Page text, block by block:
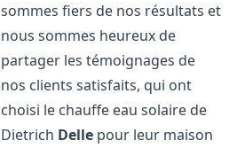
sommes fiers de nos résultats et
nous sommes heureux de
partager les témoignages de
nos clients satisfaits, qui ont
choisi le chauffe eau solaire de
Dietrich Delle pour leur maison